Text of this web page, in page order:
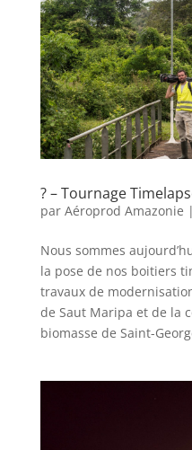
? – Tournage
par Aéroprod Amazonie |
Nous sommes
la pose de nos boitiers
travaux de
de Saut Maripa et de la
biomasse de Saint-